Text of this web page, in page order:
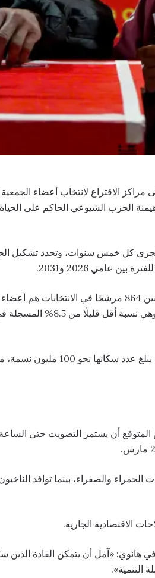
مراكز الاقتراع لانتخاب أعضاء الجمعية
الحزب الشيوعي الحاكم على الحياة
التي تُجرى كل خمس سنوات، وتحدد تشكيل
وبحسب المجلس الوطني للانتخابات في فيتنام، فإن نحو 93% من بين 864 مرشحًا في الانتخابات
الحزب الشيوعي، بينما يمثل المستقلون نحو 7.5% من المرشحين، وهي نسبة أقل قليلًا من
ويحكم الحزب الشيوعي الدولة الواقعة في جنوب شرق آسيا، والتي
المتوقع أن يستمر التصويت حتى
الحمراء والصفراء، بينما توافد
الاقتصادية الجارية.
في مركز اقتراع في هانوي: «آمل أن يتمكن القادة
التنمية».